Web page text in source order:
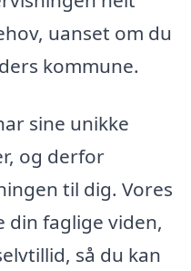
uanset om du
kommune.
sine unikke
og derfor
til dig. Vores
din faglige viden,
så du kan